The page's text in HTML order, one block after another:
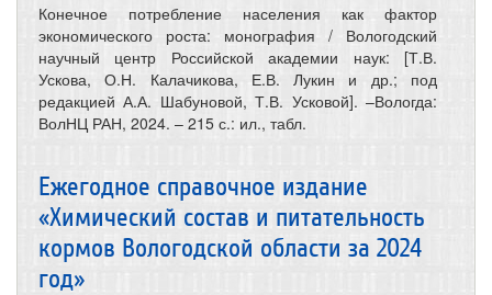
Конечное потребление населения как фактор
экономического роста: монография / Вологодский
научный центр Российской академии наук: [Т.В.
Ускова, О.Н. Калачикова, Е.В. Лукин и др.; под
редакцией А.А. Шабуновой, Т.В. Усковой]. –Вологда:
ВолНЦ РАН, 2024. – 215 с.: ил., табл.
Ежегодное справочное издание
«Химический состав и питательность
кормов Вологодской области за 2024
год»